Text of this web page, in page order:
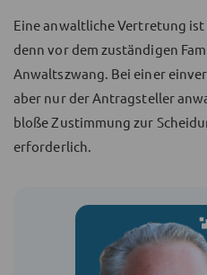
Eine anwaltliche Vertretung
denn vor dem zuständigen
Anwaltszwang. Bei einer
aber nur der Antragsteller
bloße Zustimmung zur
erforderlich.